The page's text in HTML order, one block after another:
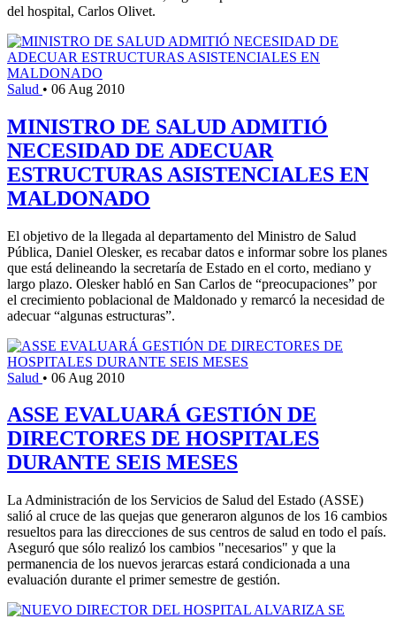
del hospital, Carlos Olivet.
Salud • 06 Aug 2010
MINISTRO DE SALUD ADMITIÓ
NECESIDAD DE ADECUAR
ESTRUCTURAS ASISTENCIALES EN
MALDONADO
El objetivo de la llegada al departamento del Ministro de Salud
Pública, Daniel Olesker, es recabar datos e informar sobre los planes
que está delineando la secretaría de Estado en el corto, mediano y
largo plazo. Olesker habló en San Carlos de “preocupaciones” por
el crecimiento poblacional de Maldonado y remarcó la necesidad de
adecuar “algunas estructuras”.
Salud • 06 Aug 2010
ASSE EVALUARÁ GESTIÓN DE
DIRECTORES DE HOSPITALES
DURANTE SEIS MESES
La Administración de los Servicios de Salud del Estado (ASSE)
salió al cruce de las quejas que generaron algunos de los 16 cambios
resueltos para las direcciones de sus centros de salud en todo el país.
Aseguró que sólo realizó los cambios "necesarios" y que la
permanencia de los nuevos jerarcas estará condicionada a una
evaluación durante el primer semestre de gestión.